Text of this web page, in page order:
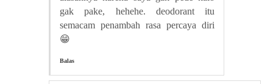
gak pake, hehehe. deodorant itu
semacam penambah rasa percaya diri
😁
Balas